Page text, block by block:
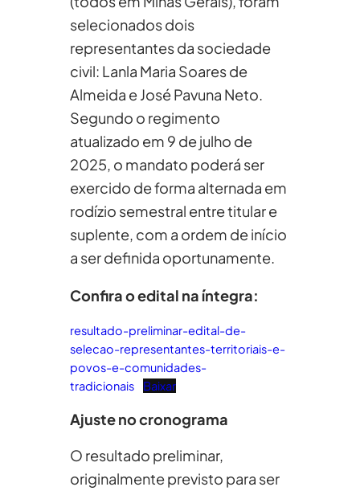
selecionados dois
representantes da sociedade
civil: Lanla Maria Soares de
Almeida e José Pavuna Neto.
Segundo o regimento
atualizado em 9 de julho de
2025, o mandato poderá ser
exercido de forma alternada em
rodízio semestral entre titular e
suplente, com a ordem de início
a ser definida oportunamente.
Confira o edital na íntegra:
resultado-preliminar-edital-de-
selecao-representantes-territoriais-e-
povos-e-comunidades-
tradicionais
Baixar
Ajuste no cronograma
O resultado preliminar,
originalmente previsto para ser